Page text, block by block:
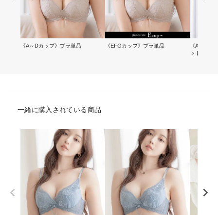
《A～Dカップ》ブラ単品 《EFGカップ》ブラ単品
《A～Dカ
ット
一緒に購入されている商品